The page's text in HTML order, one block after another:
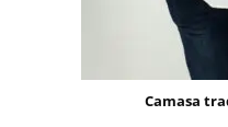
Camasa